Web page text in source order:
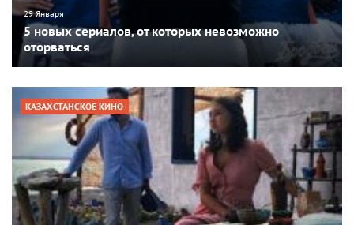
29 Января
5 новых сериалов, от которых невозможно
оторваться
КАЗАХСТАНСКОЕ КИНО